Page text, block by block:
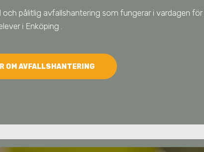
och pålitlig avfallshantering som fungerar i vardagen för
i Enköping
OM AVFALLSHANTERING